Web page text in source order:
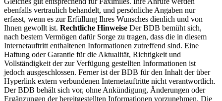
ebenfalls vertraulich behandelt, und persönliche Angaben nur
erfasst, wenn es zur Erfüllung Ihres Wunsches dienlich und von
Ihnen gewollt ist. Rechtliche Hinweise Der BDB bemüht sich,
nach bestem Vermögen dafür Sorge zu tragen, dass die in diesem
Internetauftritt enthaltenen Informationen zutreffend sind. Eine
Haftung oder Garantie für die Aktualität, Richtigkeit und
Vollständigkeit der zur Verfügung gestellten Informationen ist
jedoch ausgeschlossen. Ferner ist der BDB für den Inhalt der über
Hyperlink extern verbundenen Internetauftritte nicht verantwortlich.
Der BDB behält sich vor, ohne Ankündigung, Änderungen oder
Ergänzungen der bereitgestellten Informationen vorzunehmen. Die